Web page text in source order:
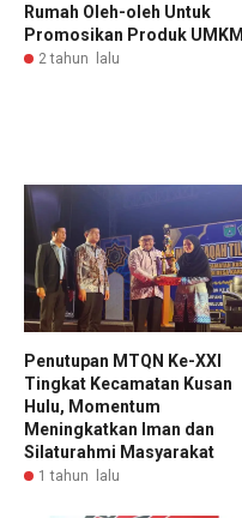
Rumah Oleh-oleh Untuk
Promosikan Produk UMKM
2 tahun lalu
Penutupan MTQN Ke-XXI
Tingkat Kecamatan Kusan
Hulu, Momentum
Meningkatkan Iman dan
Silaturahmi Masyarakat
1 tahun lalu